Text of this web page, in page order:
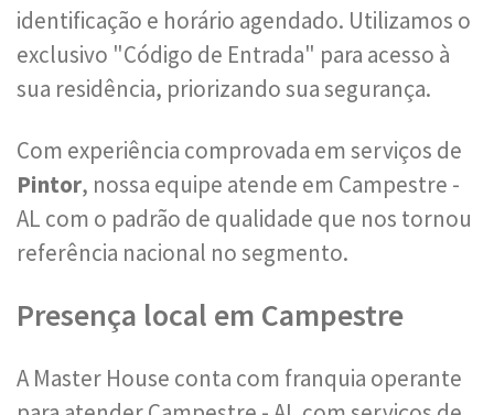
identificação e horário agendado. Utilizamos o
exclusivo "Código de Entrada" para acesso à
sua residência, priorizando sua segurança.
Com experiência comprovada em serviços de
Pintor, nossa equipe atende em Campestre -
AL com o padrão de qualidade que nos tornou
referência nacional no segmento.
Presença local em Campestre
A Master House conta com franquia operante